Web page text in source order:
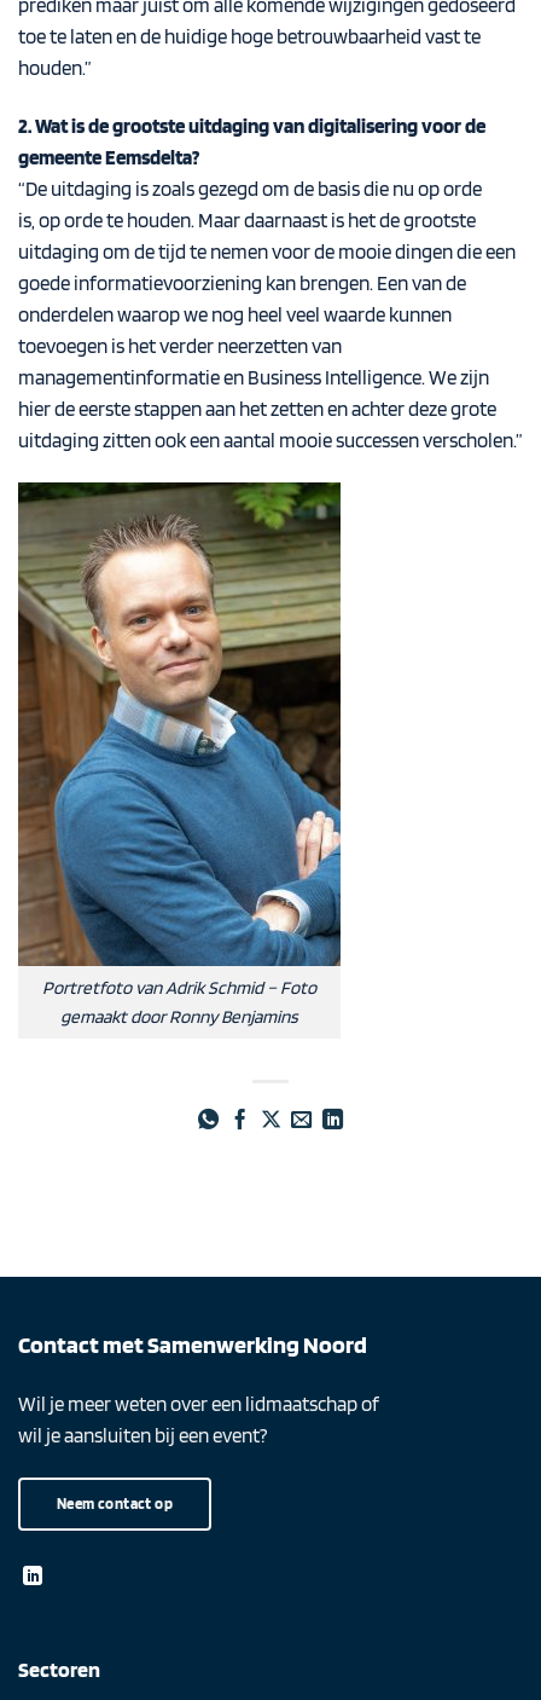
prediken maar juist om alle komende wijzigingengedoseerd
toe te laten en de huidige hoge betrouwbaarheid vast te
houden.”
2. Wat is de grootste uitdaging van digitalisering voor de
gemeente Eemsdelta?
“De uitdaging iszoals gezegd om de basisdie nu op orde
is, op ordete houden. Maar daarnaast is hetde grootste
uitdaging om detijd te nemen voorde mooie dingendie een
goede informatievoorziening kan brengen. Een van de
onderdelen waarop we nog heel veel waarde kunnen
toevoegen is het verder neerzetten van
managementinformatieen Business Intelligence.We zijn
hier de eerste stappen aan het zetten enachter deze grote
uitdaging zitten ook een aantal mooie successen verscholen.”
Portretfoto van Adrik Schmid – Foto
gemaakt door Ronny Benjamins
Contact met Samenwerking Noord
Wil je meer weten over een lidmaatschap of
wil je aansluiten bij een event?
Neem contact op
Sectoren